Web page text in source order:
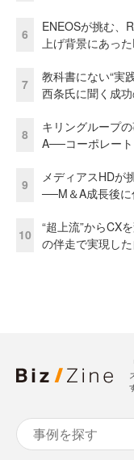
6
ENEOSが挑む、
上げ背景にあっ
7
教科書にない“実
西条氏に聞く成
8
キリングループ
A──コーポレー
9
メディアスHDが
──M＆A成長後に
10
“超上流”からCX
の伴走で実現し